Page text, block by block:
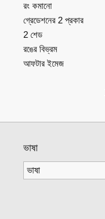
রং কমানো
গ্রেডেশনের 2 প্রকার
2 শেড
রঙের বিভ্রম
আফটার ইমেজ
ভাষা